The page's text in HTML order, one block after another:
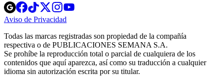
Opens
in
new
Opens
in
new
Opens
in
new
window
Opens
new
windowwindow
Aviso de Privacidad
new
window
Todas las marcas registradas son propiedad de la compañía
respectiva o de PUBLICACIONES SEMANA S.A.
Se prohíbe la reproducción total o parcial de cualquiera de los
contenidos que aquí aparezca, así como su traducción a cualquier
idioma sin autorización escrita por su titular.